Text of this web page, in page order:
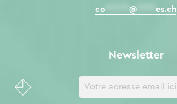
co
@ es.ch
Newsletter